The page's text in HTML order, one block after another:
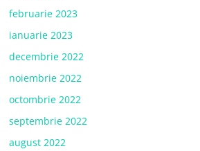
februarie 2023
ianuarie 2023
decembrie 2022
noiembrie 2022
octombrie 2022
septembrie 2022
august 2022